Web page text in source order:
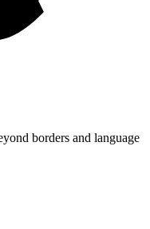
borders and language